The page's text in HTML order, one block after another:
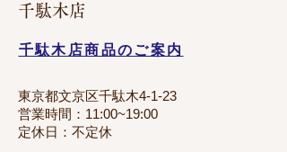
​千駄木店
千駄木店商品のご案内
東京都文京区千駄木4-1-23
営業時間：11:00~19:00
定休日：不定休